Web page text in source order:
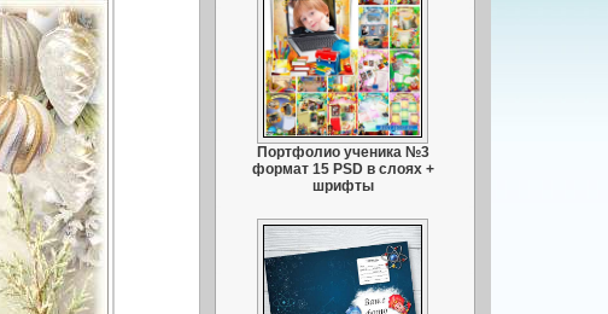
Портфолио ученика №3
формат 15 PSD в слоях +
шрифты